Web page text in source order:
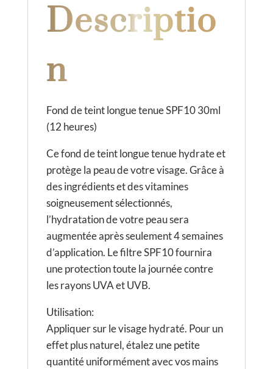
:
Descriptio
n
Fond de teint longue tenue SPF10 30ml
(12 heures)
Ce fond de teint longue tenue hydrate et
protège la peau de votre visage. Grâce à
des ingrédients et des vitamines
soigneusement sélectionnés,
l’hydratation de votre peau sera
augmentée après seulement 4 semaines
d’application. Le filtre SPF10 fournira
une protection toute la journée contre
les rayons UVA et UVB.
Utilisation:
Appliquer sur le visage hydraté. Pour un
effet plus naturel, étalez une petite
quantité uniformément avec vos mains